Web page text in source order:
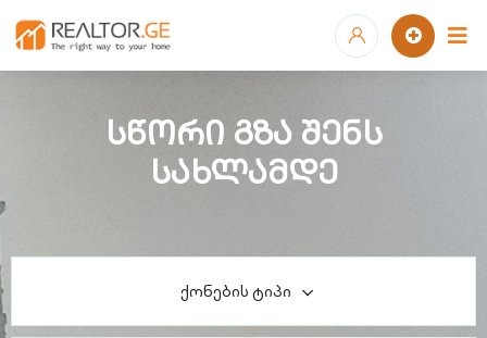
სწორი გზა შენს
სახლამდე
ქონების ტიპი